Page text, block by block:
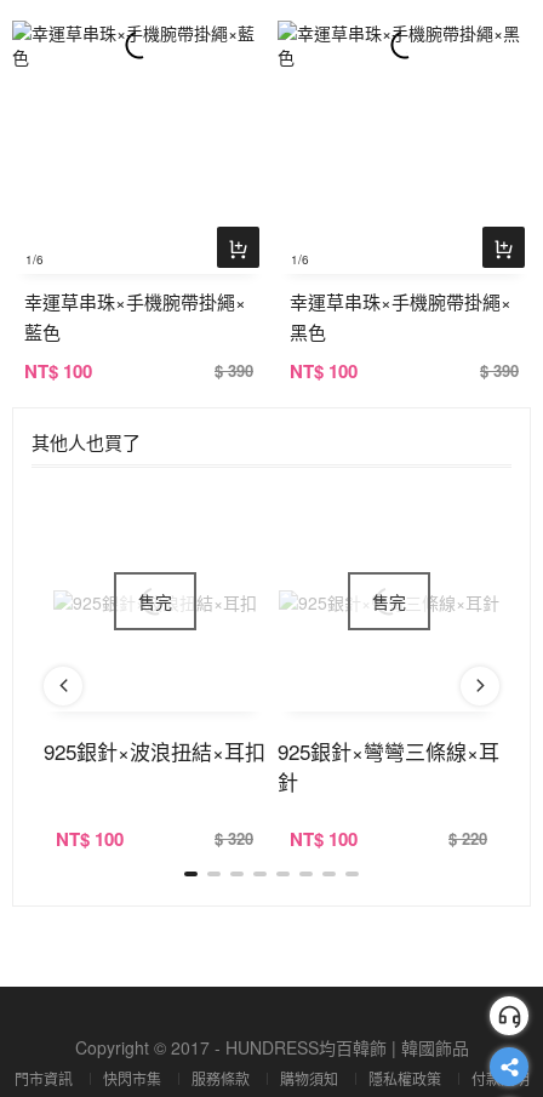
1/6
幸運草串珠×手機腕帶掛繩×
藍色
NT$ 100 $ 390
1/6
幸運草串珠×手機腕帶掛繩×
黑色
NT$ 100 $ 390
其他人也買了
925銀針×波浪扭結×耳扣
NT$ 100 $ 320
925銀針×彎彎三條線×耳
針
NT$ 100 $ 220
Copyright © 2017 - HUNDRESS均百韓飾 | 韓國飾品
門市資訊 快閃市集 服務條款 購物須知 隱私權政策 付款說明